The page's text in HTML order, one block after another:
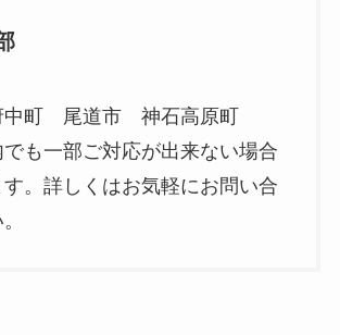
町 尾道市 神石高原町
も一部ご対応が出来ない場合
す。詳しくはお気軽にお問い合